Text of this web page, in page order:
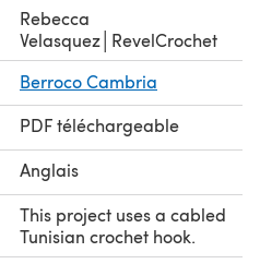
instructions and│or
Rebecca
Velasquez│RevelCrochet
Berroco Cambria
PDF téléchargeable
Anglais
This project uses a cabled
Tunisian crochet hook.